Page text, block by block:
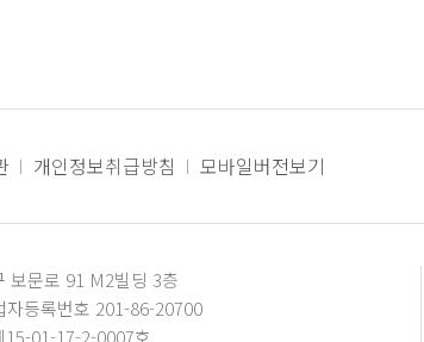
개인정보취급방침 모바일버전보기
보문로 91 M2빌딩 3층
자등록번호 201-86-20700
15-01-17-2-0007호